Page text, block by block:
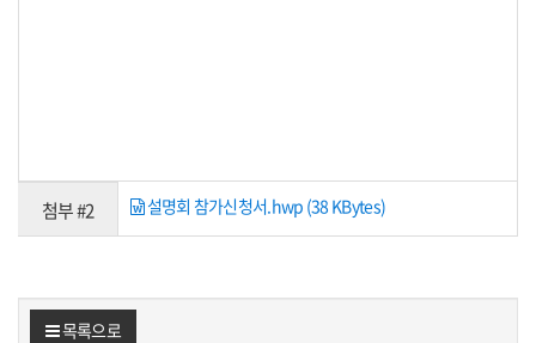
첨부 #2 설명회 참가신청서.hwp (38 KBytes)
목록으로